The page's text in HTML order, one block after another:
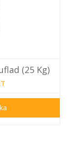
(25 Kg)